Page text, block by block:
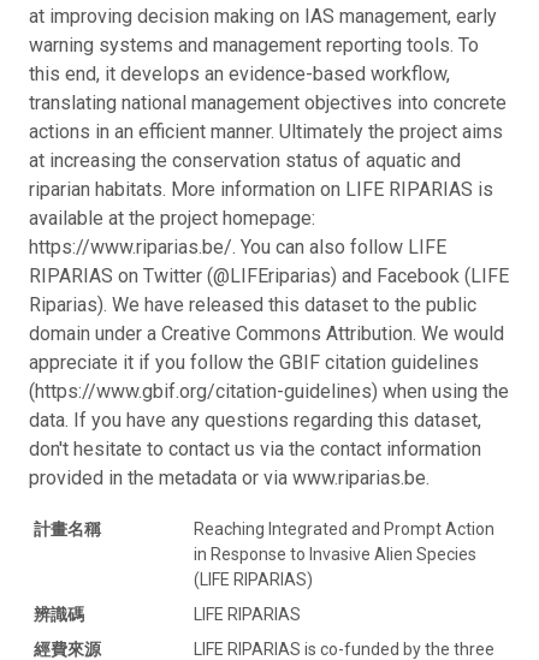
at improving decision making on IAS management, early
warning systems and management reporting tools. To
this end, it develops an evidence-based workflow,
translating national management objectives into concrete
actions in an efficient manner. Ultimately the project aims
at increasing the conservation status of aquatic and
riparian habitats. More information on LIFE RIPARIAS is
available at the project homepage:
https://www.riparias.be/. You can also follow LIFE
RIPARIAS on Twitter (@LIFEriparias) and Facebook (LIFE
Riparias). We have released this dataset to the public
domain under a Creative Commons Attribution. We would
appreciate it if you follow the GBIF citation guidelines
(https://www.gbif.org/citation-guidelines) when using the
data. If you have any questions regarding this dataset,
don't hesitate to contact us via the contact information
provided in the metadata or via www.riparias.be.
計畫名稱
Reaching Integrated and Prompt Action
in Response to Invasive Alien Species
(LIFE RIPARIAS)
辨識碼
LIFE RIPARIAS
經費來源
LIFE RIPARIAS is co-funded by the three